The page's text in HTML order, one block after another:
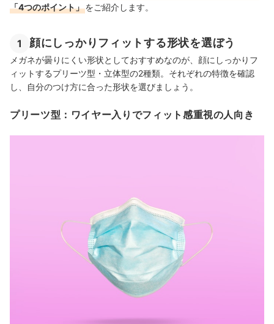
「4つのポイント」をご紹介します。
1 顔にしっかりフィットする形状を選ぼう
メガネが曇りにくい形状としておすすめなのが、顔にしっかりフ
ィットするプリーツ型・立体型の2種類。それぞれの特徴を確認
し、自分のつけ方に合った形状を選びましょう。
プリーツ型：ワイヤー入りでフィット感重視の人向き